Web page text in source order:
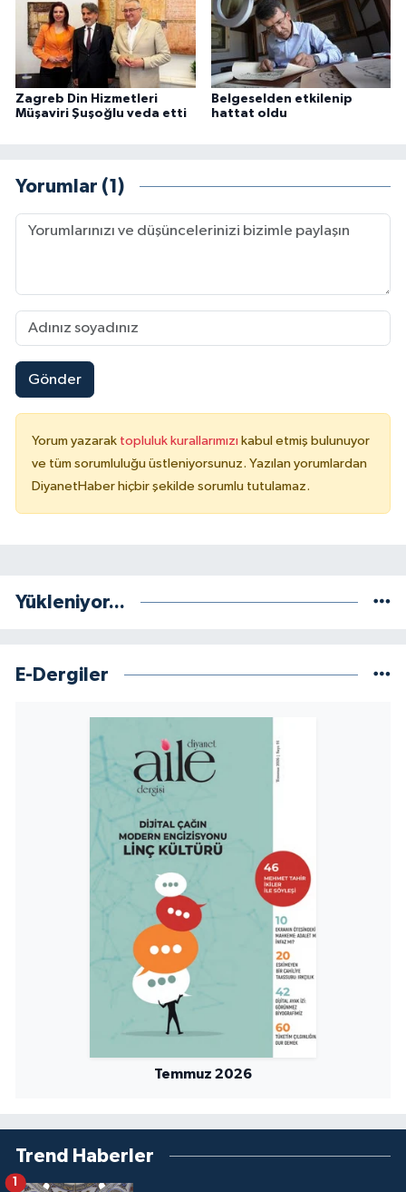
Zagreb Din Hizmetleri
Müşaviri Şuşoğlu veda etti
Belgeselden etkilenip
hattat oldu
Yorumlar (1)
Gönder
Yorum yazarak topluluk kurallarımızı kabul etmiş bulunuyor
ve tüm sorumluluğu üstleniyorsunuz. Yazılan yorumlardan
DiyanetHaber hiçbir şekilde sorumlu tutulamaz.
Yükleniyor...
E-Dergiler
Temmuz 2026
Trend Haberler
1
Karaman Müftülüğü
Kars Müftülüğü
Kastamonu Müftülüğü
Kilis Müftülüğü
Kırşehir Müftülüğü
Kocaeli Müftülüğü
Konya Müftülüğü
Kütahya Müftülüğü
Mersin Müftülüğü
Muğla Müftülüğü
Muş Müftülüğü
Nevşehir Müftülüğü
Niğde Müftülüğü
Ordu Müftülüğü
Osmaniye Müftülüğü
Rize Müftülüğü
Sinop Müftülüğü